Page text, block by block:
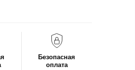
Безопасная
оплата